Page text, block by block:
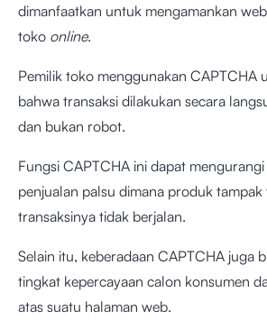
dimanfaatkan untuk mengamankan
toko online.
Pemilik toko menggunakan CAPTCHA
bahwa transaksi dilakukan secara
dan bukan robot.
Fungsi CAPTCHA ini dapat
penjualan palsu dimana produk tampak
transaksinya tidak berjalan.
Selain itu, keberadaan CAPTCHA juga
tingkat kepercayaan calon konsumen
atas suatu halaman web.